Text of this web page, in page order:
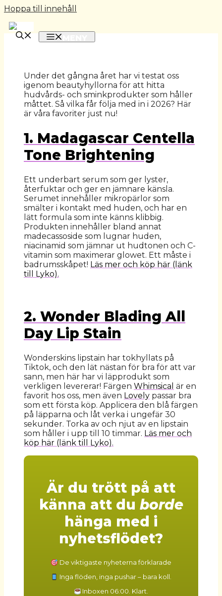
Hoppa till innehåll
2026-01-02
Under det gångna året har vi testat oss
igenom beautyhyllorna för att hitta
hudvårds- och sminkprodukter som håller
måttet. Så vilka får följa med in i 2026? Här
är våra favoriter just nu!
1. Madagascar Centella
Tone Brightening
Ett underbart serum som ger lyster,
återfuktar och ger en jämnare känsla.
Serumet innehåller mikropärlor som
smälter i kontakt med huden, och har en
lätt formula som inte känns klibbig.
Produkten innehåller bland annat
madecassoside som lugnar huden,
niacinamid som jämnar ut hudtonen och C-
vitamin som maximerar glowet. Ett måste i
badrumsskåpet! Läs mer och köp här (länk
till Lyko).
2. Wonder Blading All
Day Lip Stain
Wonderskins lipstain har tokhyllats på
Tiktok, och den lät nästan för bra för att var
sann, men här har vi läpprodukt som
verkligen levererar! Färgen Whimsical är en
favorit hos oss, men även Lovely passar bra
som ett första köp. Applicera den blå färgen
på läpparna och låt verka i ungefär 30
sekunder. Torka av och njut av en lipstain
som håller i upp till 10 timmar. Läs mer och
köp här (länk till Lyko).
Är du trött på att
känna att du borde
hänga med i
nyhetsflödet?
De viktigaste nyheterna förklarade
Inga flöden, inga pushar – bara koll.
Inboxen 06:00. Klart.